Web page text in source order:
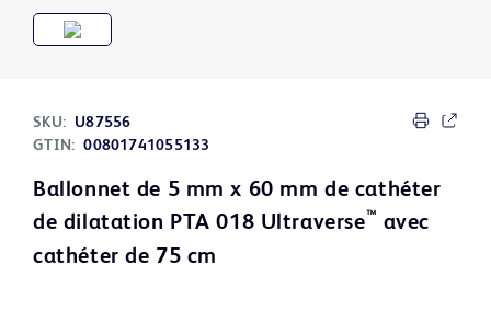
SKU:
U87556
GTIN: 00801741055133
Ballonnet de 5 mm x 60 mm de cathéter
de dilatation PTA 018 Ultraverse™ avec
cathéter de 75 cm